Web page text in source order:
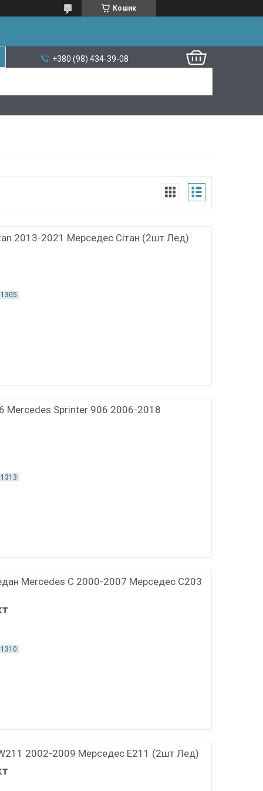
Кошик
+380 (98) 434-39-08
2013-2021 Мерседес Сітан (2шт Лед)
Mercedes Sprinter 906 2006-2018
Mercedes C 2000-2007 Мерседес С203
2002-2009 Мерседес Е211 (2шт Лед)